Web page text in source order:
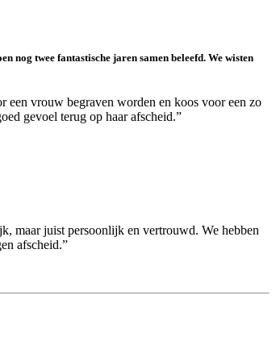
twee fantastische jaren samen beleefd. We wisten
een vrouw begraven worden en koos voor een zo
gevoel terug op haar afscheid.”
maar juist persoonlijk en vertrouwd. We hebben
afscheid.”